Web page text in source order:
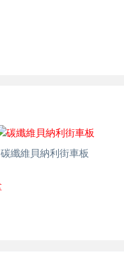
碳纖維貝納利街車板